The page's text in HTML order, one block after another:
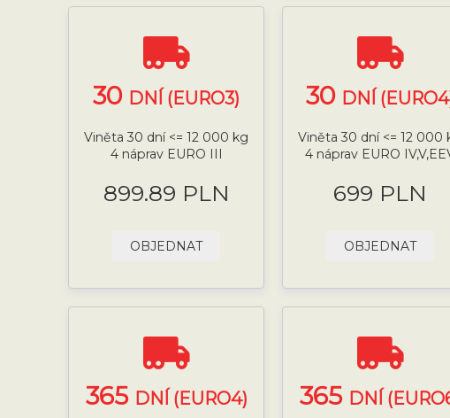
30 DNÍ (EURO3)
Viněta 30 dní <= 12 000 kg
4 náprav EURO III
899.89 PLN
OBJEDNAT
30 DNÍ
Viněta 30 dní <= 12 000
4 náprav EURO
699 PLN
OBJEDNAT
365 DNÍ (EURO4) 365 DNÍ